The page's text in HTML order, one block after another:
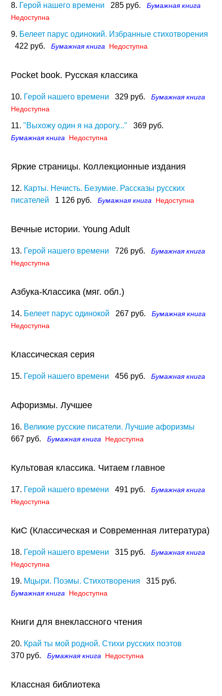
8. Герой нашего времени 285 руб.
Бумажная книга
Недоступна
9. Белеет парус одинокий. Избранные стихотворения
422 руб.
Бумажная книга Недоступна
Pocket book. Русская классика
10. Герой нашего времени 329 руб.
Бумажная книга
Недоступна
11. "Выхожу один я на дорогу..." 369 руб.
Бумажная книга Недоступна
Яркие страницы. Коллекционные издания
12. Карты. Нечисть. Безумие. Рассказы русских
писателей
1 126 руб. Бумажная книга Недоступна
Вечные истории. Young Adult
13. Герой нашего времени 726 руб.
Бумажная книга
Недоступна
Азбука-Классика (мяг. обл.)
14. Белеет парус одинокой 267 руб.
Бумажная книга
Недоступна
Классическая серия
15. Герой нашего времени 456 руб. Бумажная книга
Афоризмы. Лучшее
16. Великие русские писатели. Лучшие афоризмы
667 руб.
Бумажная книга Недоступна
Культовая классика. Читаем главное
17. Герой нашего времени 491 руб.
Бумажная книга
Недоступна
КиС (Классическая и Современная литература)
18. Герой нашего времени 315 руб.
Бумажная книга
Недоступна
19. Мцыри. Поэмы. Стихотворения 315 руб.
Бумажная книга Недоступна
Книги для внеклассного чтения
20. Край ты мой родной. Стихи русских поэтов
370 руб.
Бумажная книга Недоступна
Классная библиотека